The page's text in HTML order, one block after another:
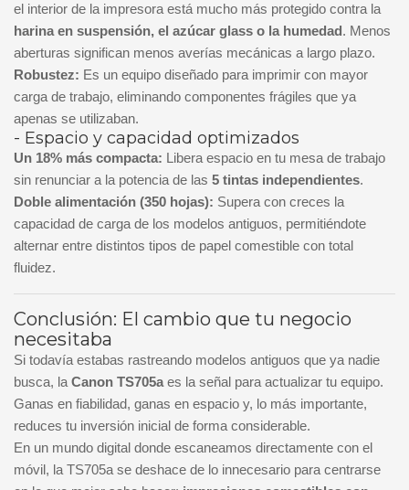
el interior de la impresora está mucho más protegido contra la
harina en suspensión, el azúcar glass o la humedad . Menos
aberturas significan menos averías mecánicas a largo plazo.
Robustez: Es un equipo diseñado para imprimir con mayor
carga de trabajo, eliminando componentes frágiles que ya
apenas se utilizaban.
- Espacio y capacidad optimizados
Un 18% más compacta: Libera espacio en tu mesa de trabajo
sin renunciar a la potencia de las 5 tintas independientes.
Doble alimentación (350 hojas): Supera con creces la
capacidad de carga de los modelos antiguos, permitiéndote
alternar entre distintos tipos de papel comestible con total
fluidez.
Conclusión: El cambio que tu negocio
necesitaba
Si todavía estabas rastreando modelos antiguos que ya nadie
busca, laCanon TS705aes la señal para actualizar tu equipo.
Ganas en fiabilidad, ganas en espacio y, lo más importante,
reduces tu inversión inicial de forma considerable.
En un mundo digital donde escaneamos directamente con el
móvil, la TS705a se deshace de lo innecesario para centrarse